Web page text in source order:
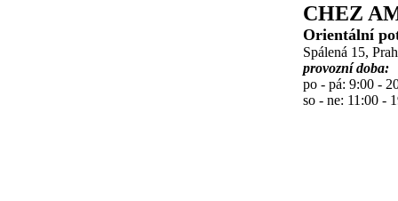
CHEZ
Orientální
Spálená 15,
provozní doba:
po - pá: 9:00 -
so - ne: 11:00 -